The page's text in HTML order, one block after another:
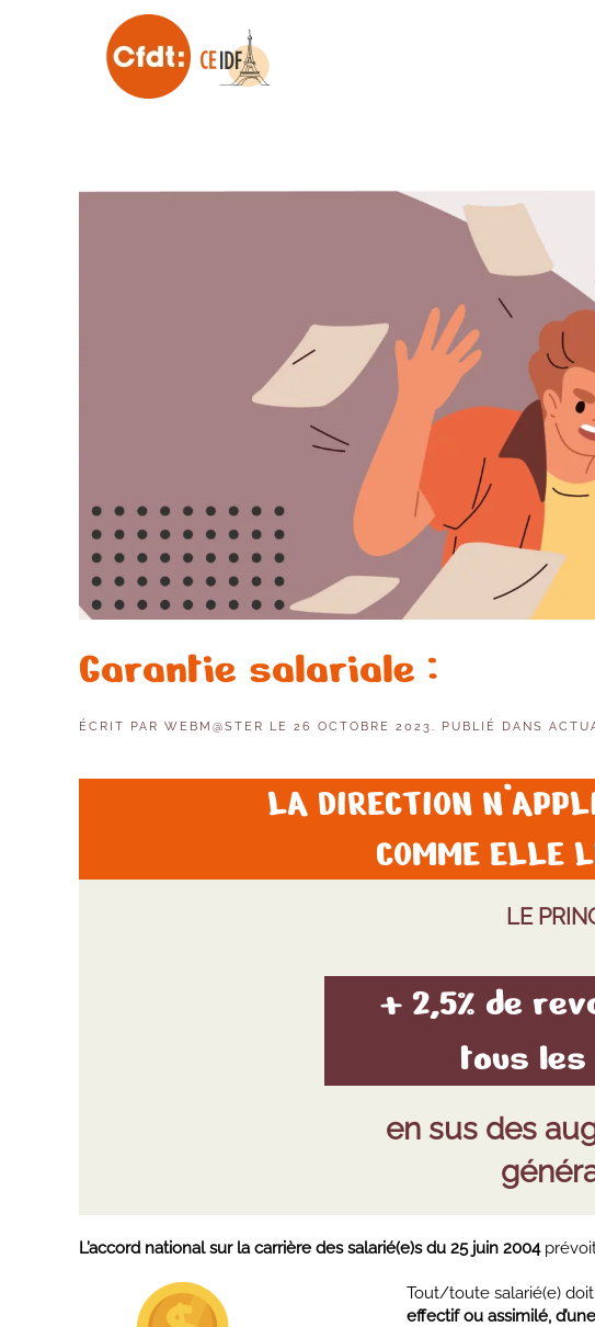
Skip to main content
Garantie salariale :
ÉCRIT PAR WEBM@STER LE 26 OCTOBRE 2023 . PUBLIÉ DANS
LA DIRECTION
COMME ELLE
LE
+ 2,5% de
tous les
en sus des
L’accord national sur la carrière des salarié(e)s du 25 juin 2004
Tout/toute salarié(e)
effectif ou assimilé,